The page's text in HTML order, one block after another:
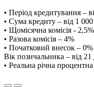
• Період кредитування –
• Сума кредиту – від 1
• Щомісячна комісія - 2,5%
• Разова комісія – 4%
• Початковий внесок – 0%
Вік позичальника – від 21
• Реальна річна